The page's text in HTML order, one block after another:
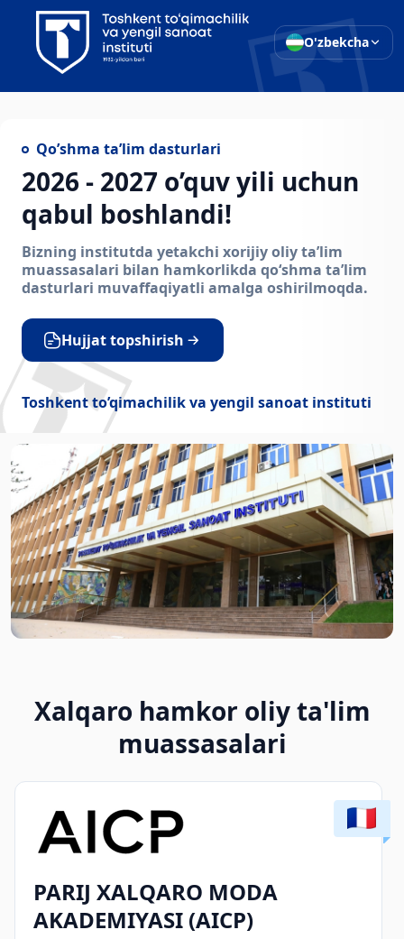
O'zbekcha
Qo’shma ta’lim dasturlari
2026 - 2027 o’quv yili uchun
qabul boshlandi!
Bizning institutda yetakchi xorijiy oliy ta’lim
muassasalari bilan hamkorlikda qo‘shma ta’lim
dasturlari muvaffaqiyatli amalga oshirilmoqda.
Hujjat topshirish
Toshkent to’qimachilik va yengil sanoat instituti
Xalqaro hamkor oliy ta'lim
muassasalari
PARIJ XALQARO MODA
AKADEMIYASI (AICP)